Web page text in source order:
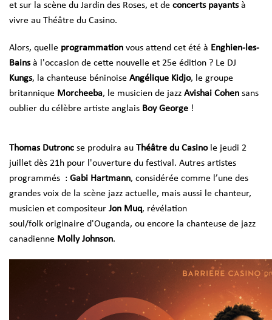
et sur la scène du Jardin des Roses, et de concerts payantsà
vivre au Théâtre du Casino.
Alors, quelle programmation vous attend cet été à Enghien-les-
Bainsà l'occasion de cette nouvelle et 25e édition ? Le DJ
Kungs, la chanteuse béninoise Angélique Kidjo, le groupe
britannique Morcheeba, le musicien de jazz Avishai Cohen sans
oublier du célèbre artiste anglais Boy George !
Thomas Dutronc se produira au Théâtre du Casinole jeudi 2
juillet dès 21h pour l'ouverture du festival. Autres artistes
programmés : Gabi Hartmann, considérée comme l’une des
grandes voix de la scène jazz actuelle, mais aussi le chanteur,
musicien et compositeur Jon Muq, révélation
soul/folk originaire d'Ouganda, ou encore la chanteuse de jazz
canadienne Molly Johnson.